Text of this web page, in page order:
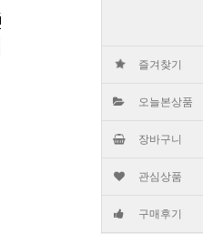
즐겨찾기
오늘본상품
장바구니
관심상품
구매후기